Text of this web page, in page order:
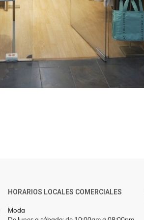
HORARIOS LOCALES COMERCIALES
Moda